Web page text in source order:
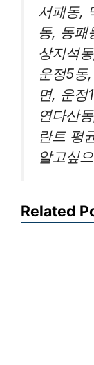
서패동,
동, 동패
상지석
운정5동
면, 운정
연다산
란트 평
알고싶
Related